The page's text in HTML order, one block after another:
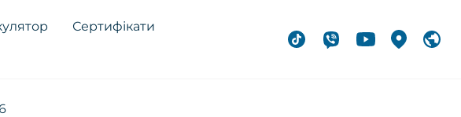
Сертифікати